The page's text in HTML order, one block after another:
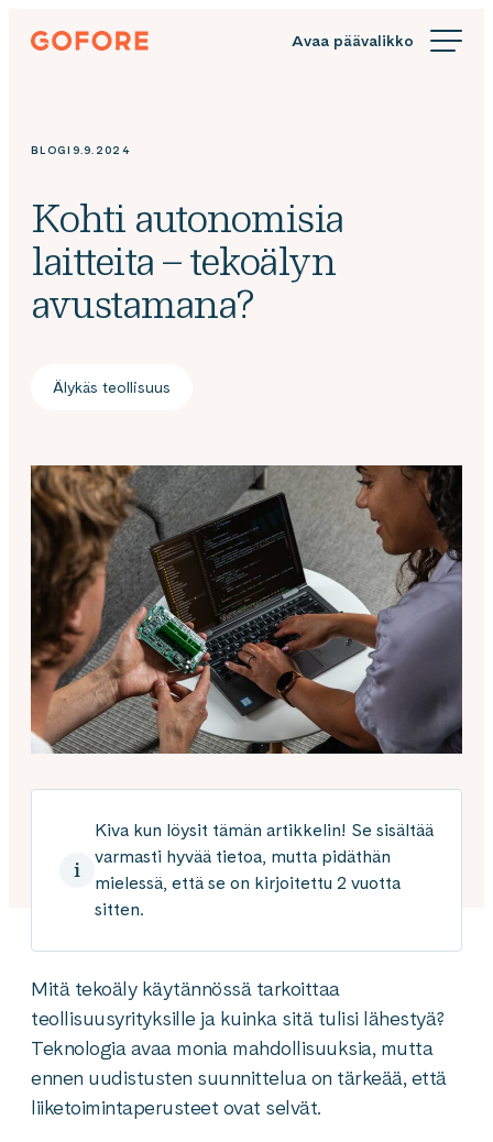
Siirry
suoraan
Gofore
knowledge
BLOGI 9.9.2024
Kohti autonomisia
laitteita – tekoälyn
avustamana?
Älykäs teollisuus
Kiva kun löysit tämän artikkelin! Se sisältää
varmasti hyvää tietoa, mutta pidäthän
mielessä, että se on kirjoitettu 2 vuotta
sitten.
Mitä tekoäly käytännössä tarkoittaa
teollisuusyrityksille ja kuinka sitä tulisi lähestyä?
Teknologia avaa monia mahdollisuuksia, mutta
ennen uudistusten suunnittelua on tärkeää, että
liiketoimintaperusteet ovat selvät.